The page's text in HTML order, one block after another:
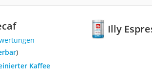
Illy
)
Kaffee